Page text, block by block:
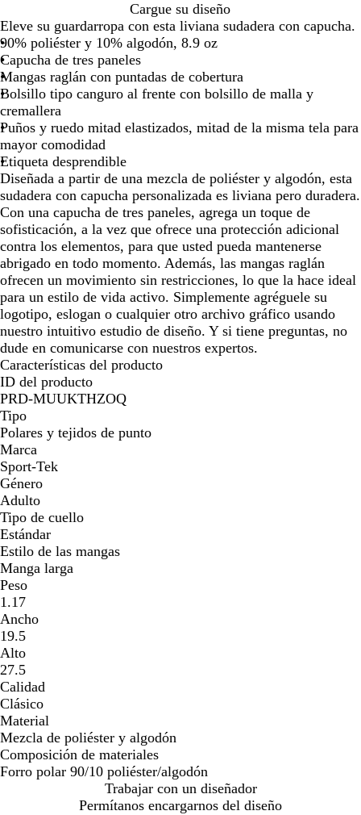
Cargue su diseño
Eleve su guardarropa con esta liviana sudadera con capucha.
90% poliéster y 10% algodón, 8.9 oz
Capucha de tres paneles
Mangas raglán con puntadas de cobertura
Bolsillo tipo canguro al frente con bolsillo de malla y
cremallera
Puños y ruedo mitad elastizados, mitad de la misma tela para
mayor comodidad
Etiqueta desprendible
Diseñada a partir de una mezcla de poliéster y algodón, esta
sudadera con capucha personalizada es liviana pero duradera.
Con una capucha de tres paneles, agrega un toque de
sofisticación, a la vez que ofrece una protección adicional
contra los elementos, para que usted pueda mantenerse
abrigado en todo momento. Además, las mangas raglán
ofrecen un movimiento sin restricciones, lo que la hace ideal
para un estilo de vida activo. Simplemente agréguele su
logotipo, eslogan o cualquier otro archivo gráfico usando
nuestro intuitivo estudio de diseño. Y si tiene preguntas, no
dude en comunicarse con nuestros expertos.
Características del producto
ID del producto
PRD-MUUKTHZOQ
Tipo
Polares y tejidos de punto
Marca
Sport-Tek
Género
Adulto
Tipo de cuello
Estándar
Estilo de las mangas
Manga larga
Peso
1.17
Ancho
19.5
Alto
27.5
Calidad
Clásico
Material
Mezcla de poliéster y algodón
Composición de materiales
Forro polar 90/10 poliéster/algodón
Trabajar con un diseñador
Permítanos encargarnos del diseño